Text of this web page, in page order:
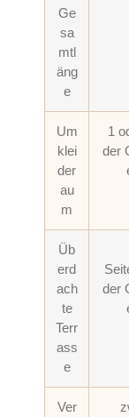
Ge
sa
mtl
äng
e
Um
klei
der
au
m
1
der
Üb
erd
ach
te
Terr
ass
e
der
Ver